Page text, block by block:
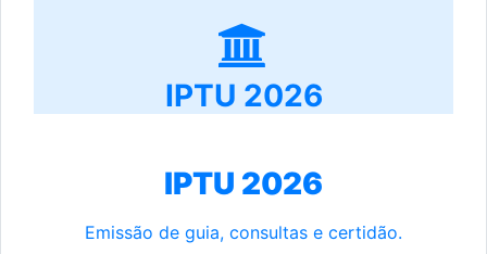
IPTU 2026
IPTU 2026
Emissão de guia, consultas e certidão.